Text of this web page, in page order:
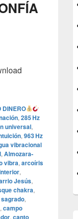
DINERO
, 285 Hz
universal,
, 963 Hz
vibracional
, Almozara-
vibra, arcoíris
,
Jesús,
chakra,
,
, campo
, canto